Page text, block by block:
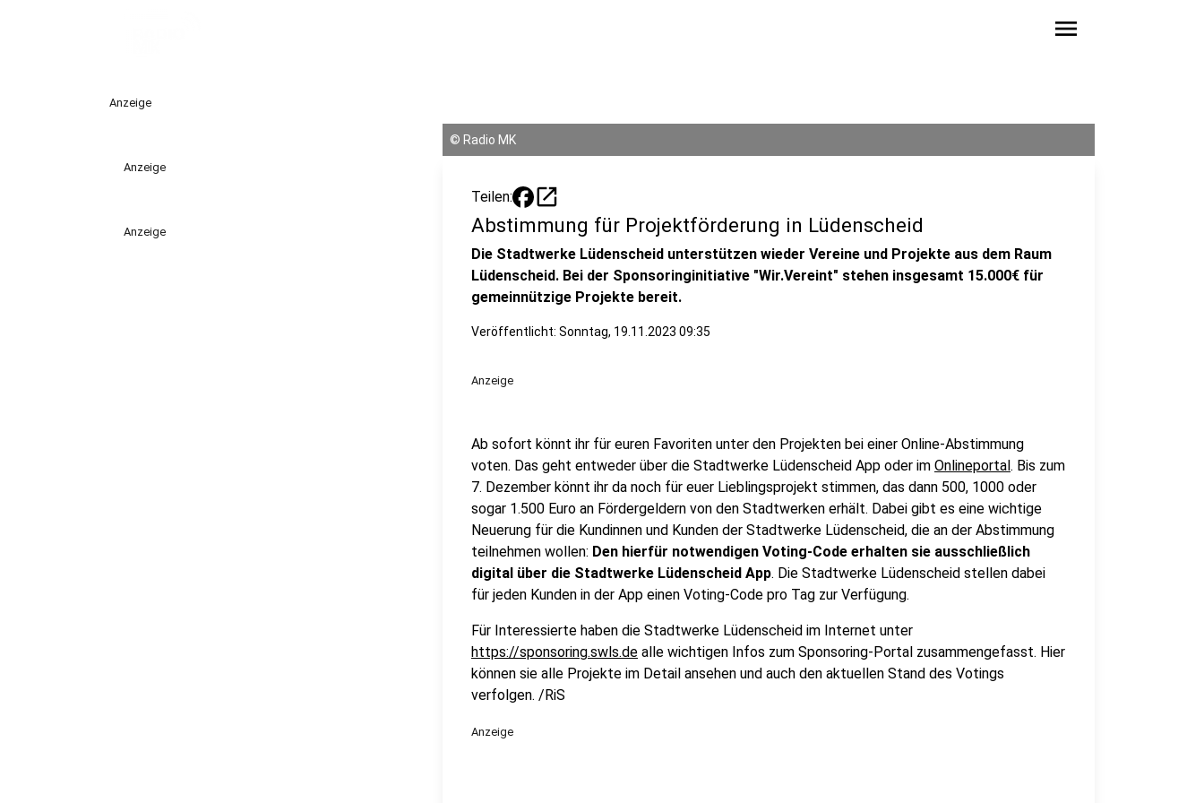
menu
Anzeige
Anzeige
Anzeige
© Radio MK
Teilen: open_in_new
Abstimmung für Projektförderung in Lüdenscheid
Die Stadtwerke Lüdenscheid unterstützen wieder Vereine und Projekte aus dem Raum
Lüdenscheid. Bei der Sponsoringinitiative "Wir.Vereint" stehen insgesamt 15.000€ für
gemeinnützige Projekte bereit.
Veröffentlicht: Sonntag, 19.11.2023 09:35
Anzeige
Ab sofort könnt ihr für euren Favoriten unter den Projekten bei einer Online-Abstimmung
voten. Das geht entweder über die Stadtwerke Lüdenscheid App oder im Onlineportal. Bis zum
7. Dezember könnt ihr da noch für euer Lieblingsprojekt stimmen, das dann 500, 1000 oder
sogar 1.500 Euro an Fördergeldern von den Stadtwerken erhält. Dabei gibt es eine wichtige
Neuerung für die Kundinnen und Kunden der Stadtwerke Lüdenscheid, die an der Abstimmung
teilnehmen wollen: Den hierfür notwendigen Voting-Code erhalten sie ausschließlich
digital über die Stadtwerke Lüdenscheid App. Die Stadtwerke Lüdenscheid stellen dabei
für jeden Kunden in der App einen Voting-Code pro Tag zur Verfügung.
Für Interessierte haben die Stadtwerke Lüdenscheid im Internet unter
https://sponsoring.swls.de alle wichtigen Infos zum Sponsoring-Portal zusammengefasst. Hier
können sie alle Projekte im Detail ansehen und auch den aktuellen Stand des Votings
verfolgen. /RiS
Anzeige